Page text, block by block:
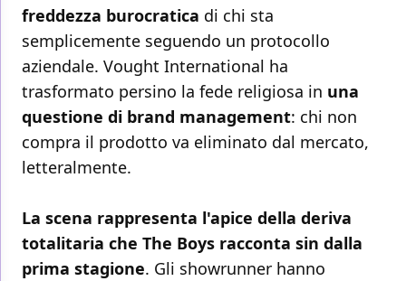
freddezza burocratica di chi sta
semplicemente seguendo un protocollo
aziendale. Vought International ha
trasformato persino la fede religiosa in una
questione di brand management: chi non
compra il prodotto va eliminato dal mercato,
letteralmente.
La scena rappresenta l'apice della deriva
totalitaria che The Boys racconta sin dalla
prima stagione. Gli showrunner hanno